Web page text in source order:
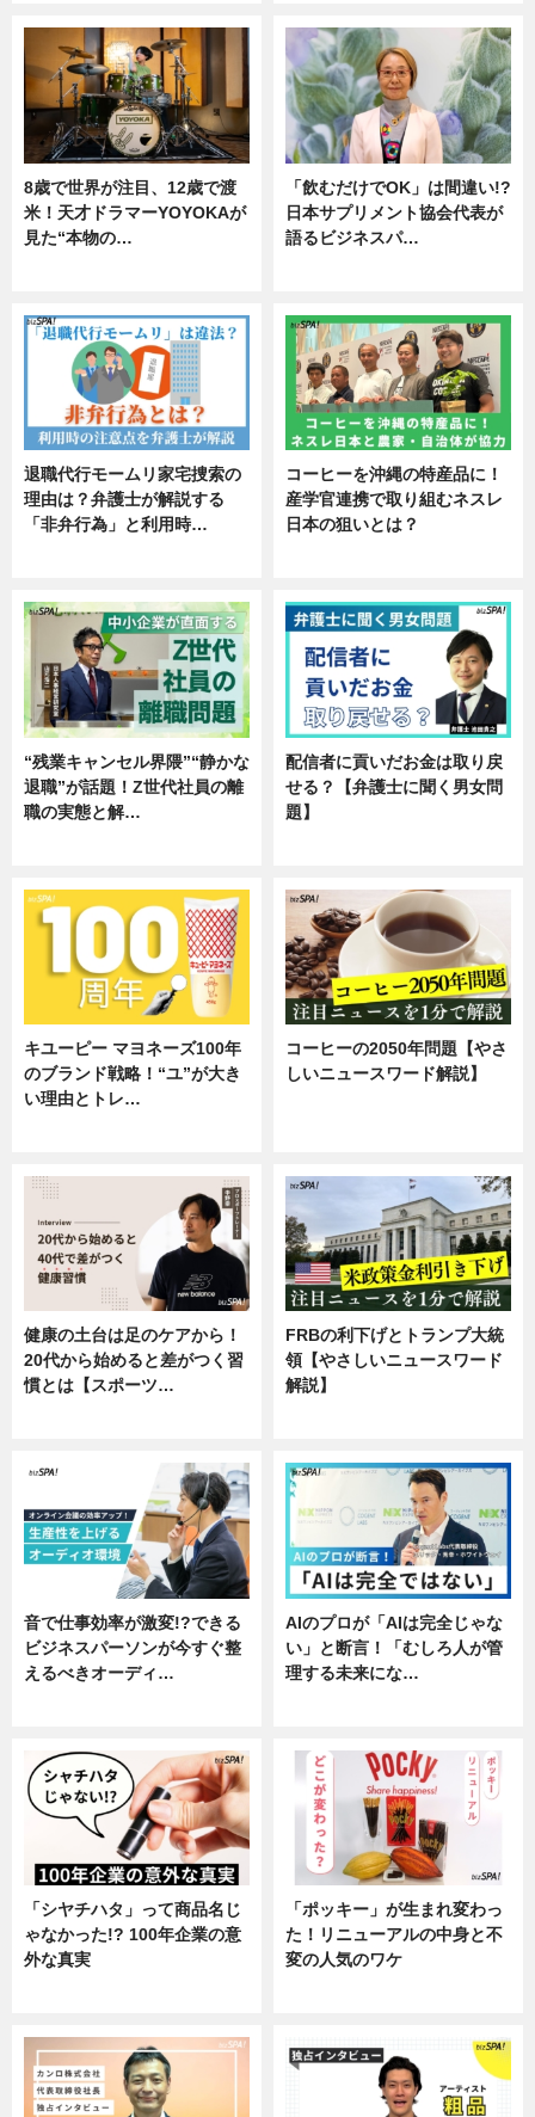
8歳で世界が注目、12歳で渡
米！天才ドラマーYOYOKAが
見た“本物の…
「飲むだけでOK」は間違い!?
日本サプリメント協会代表が
語るビジネスパ…
退職代行モームリ家宅捜索の
理由は？弁護士が解説する
「非弁行為」と利用時…
コーヒーを沖縄の特産品に！
産学官連携で取り組むネスレ
日本の狙いとは？
“残業キャンセル界隈”“静かな
退職”が話題！Z世代社員の離
職の実態と解…
配信者に貢いだお金は取り戻
せる？【弁護士に聞く男女問
題】
キユーピー マヨネーズ100年
のブランド戦略！“ユ”が大き
い理由とトレ…
コーヒーの2050年問題【やさ
しいニュースワード解説】
健康の土台は足のケアから！
20代から始めると差がつく習
慣とは【スポーツ…
FRBの利下げとトランプ大統
領【やさしいニュースワード
解説】
音で仕事効率が激変!?できる
ビジネスパーソンが今すぐ整
えるべきオーディ…
AIのプロが「AIは完全じゃな
い」と断言！「むしろ人が管
理する未来にな…
「シヤチハタ」って商品名じ
ゃなかった!? 100年企業の意
外な真実
「ポッキー」が生まれ変わっ
た！リニューアルの中身と不
変の人気のワケ